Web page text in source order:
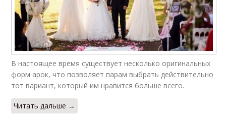
В настоящее время существует несколько оригинальных
форм арок, что позволяет парам выбрать действительно
тот вариант, который им нравится больше всего.
Читать дальше →